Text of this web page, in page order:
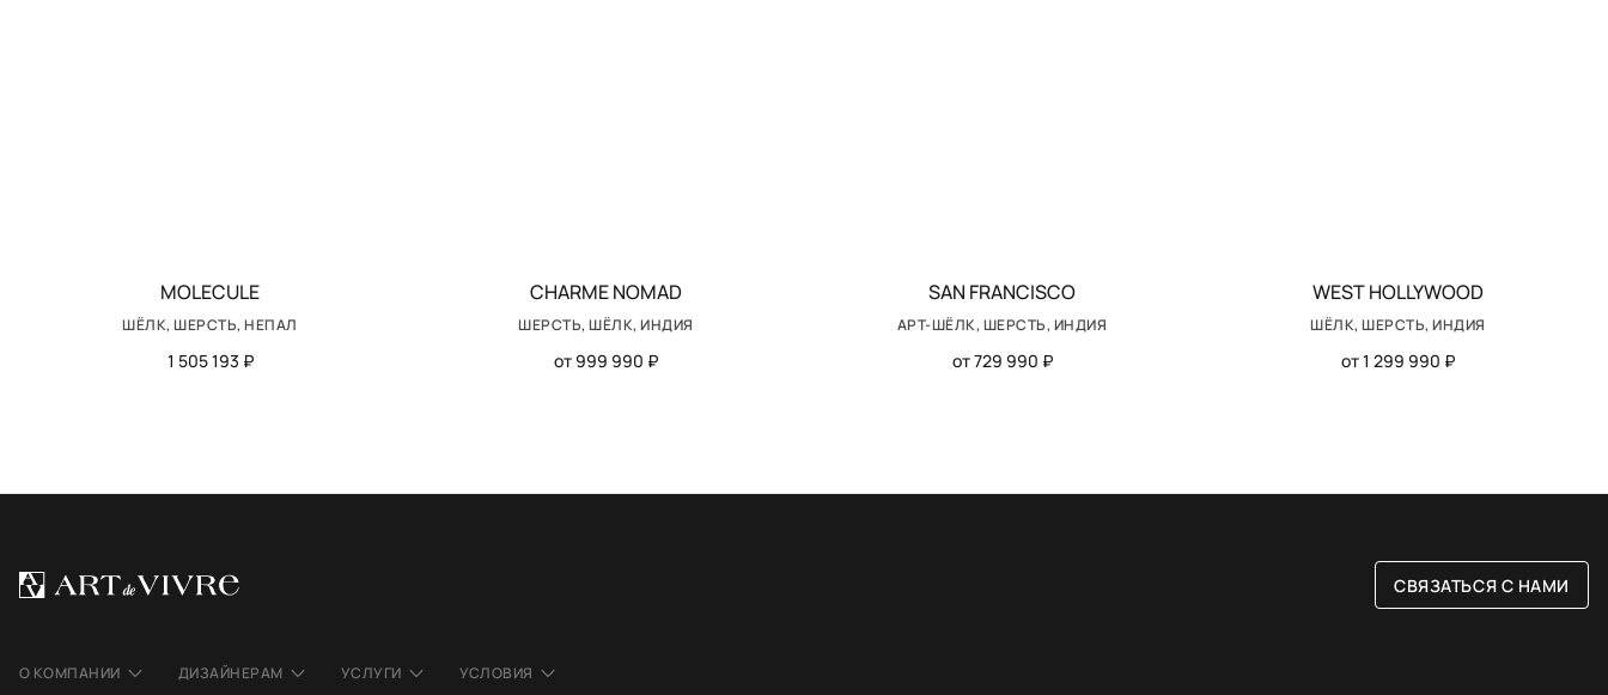
MOLECULE
ШЁЛК, ШЕРСТЬ, НЕПАЛ
1 505 193 ₽
CHARME NOMAD
ШЕРСТЬ, ШЁЛК, ИНДИЯ
от 999 990 ₽
SAN FRANCISCO
АРТ-ШЁЛК, ШЕРСТЬ, ИНДИЯ
от 729 990 ₽
WEST HOLLYWOOD
ШЁЛК, ШЕРСТЬ, ИНДИЯ
от 1 299 990 ₽
СВЯЗАТЬСЯ С НАМИ
О КОМПАНИИ ДИЗАЙНЕРАМ УСЛУГИ УСЛОВИЯ